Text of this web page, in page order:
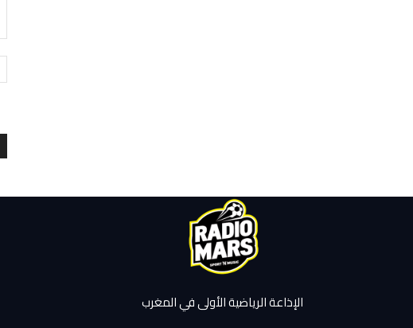
الإذاعة الرياضية الأولى في المغرب